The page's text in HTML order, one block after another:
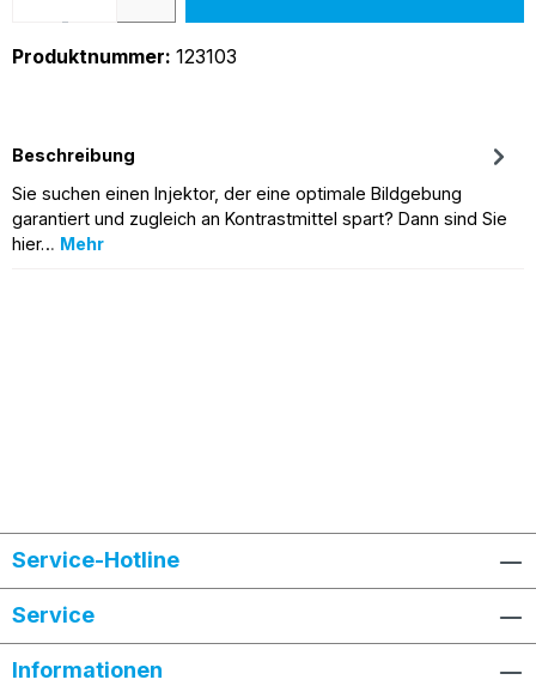
Produktnummer: 123103
Beschreibung
Sie suchen einen Injektor, der eine optimale Bildgebung
garantiert und zugleich an Kontrastmittel spart? Dann sind Sie
hier… Mehr
Service-Hotline
Service
Informationen